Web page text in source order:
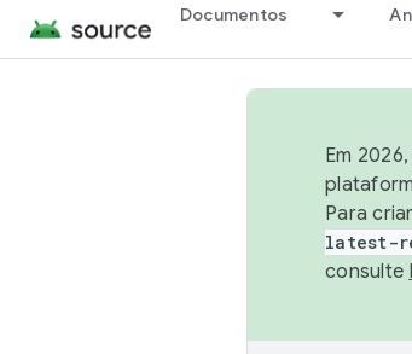
Documentos
Em
Para
latest-
consulte